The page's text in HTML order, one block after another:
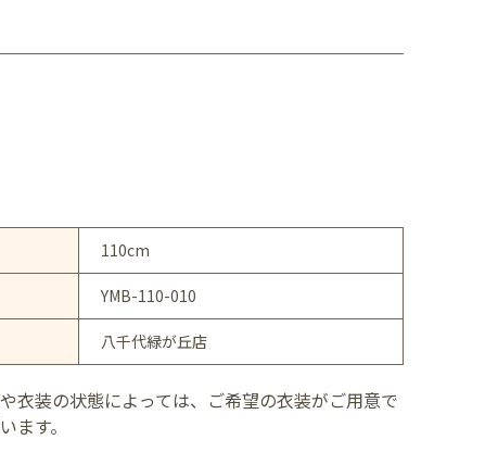
110cm
YMB-110-010
八千代緑が丘店
衣装の状態によっては、ご希望の衣装がご用意で
ます。